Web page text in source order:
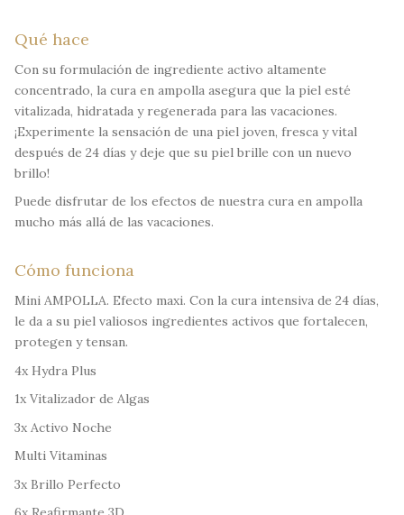
Qué hace
Con su formulación de ingrediente activo altamente
concentrado, la cura en ampolla asegura que la piel esté
vitalizada, hidratada y regenerada para las vacaciones.
¡Experimente la sensación de una piel joven, fresca y vital
después de 24 días y deje que su piel brille con un nuevo
brillo!
Puede disfrutar de los efectos de nuestra cura en ampolla
mucho más allá de las vacaciones.
Cómo funciona
Mini AMPOLLA. Efecto maxi. Con la cura intensiva de 24 días,
le da a su piel valiosos ingredientes activos que fortalecen,
protegen y tensan.
4x Hydra Plus
1x Vitalizador de Algas
3x Activo Noche
Multi Vitaminas
3x Brillo Perfecto